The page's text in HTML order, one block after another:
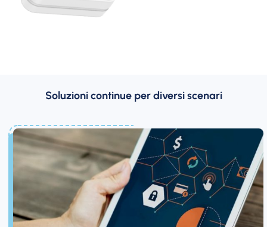
Soluzioni continue per diversi scenari